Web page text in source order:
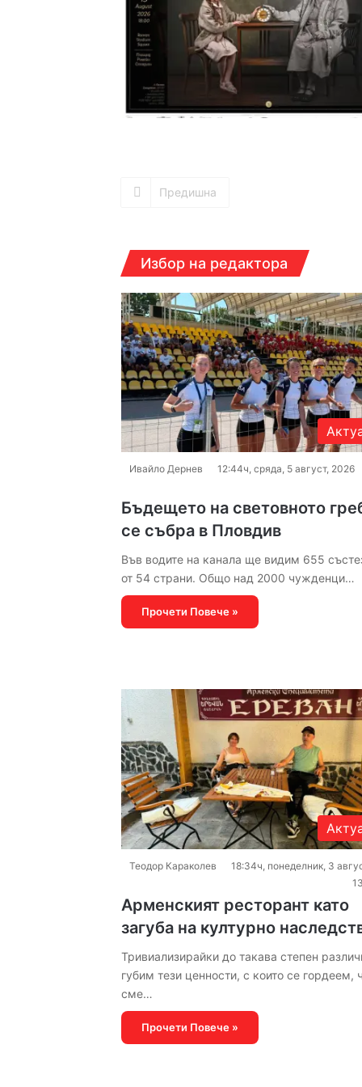
Предишна
Избор на редактора
Ивайло Дернев 12:44ч, сряда, 5 август, 2026
Бъдещето на световното
се събра в Пловдив
Във водите на канала ще видим 655
от 54 страни. Общо над 2000 чужденци…
Прочети Повече »
Теодор Караколев
18:34ч, понеделник, 3
Арменският ресторант като
загуба на културно
Тривиализирайки до такава степен
губим тези ценности, с които се гордеем,
сме…
Прочети Повече »